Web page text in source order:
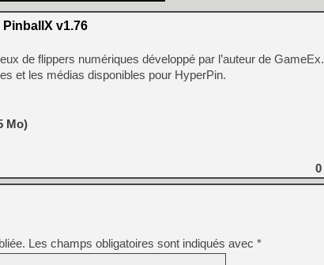
[GK] Pourquoi Marvel
[GK] Test : Restory : Chill
[GK] GTA 6 : Rockstar
[GK] Hot Wheels Infinite
[GK] Mémoire cash -
[GK] Résultats Nintendo :
[GK] Déjà des
[Mo5] Brickboy cherche à
[GK] Minecraft et ses «
[GK] Beast of
[GK] Ubisoft : fin de partie
[GK] Mémoire cash -
[GK] Dan Houser (GTA)
[GK] Comment EA Sports
[GK] Crimson Moon : un
[GK] Isle of Reveries : le
[GK] Moonlighter 2 : The
[GK] Capcom relance
PinballX v1.76
de flippers numériques développé par l’auteur de
et les médias disponibles pour HyperPin.
Mo)
0
Les champs obligatoires sont indiqués avec *